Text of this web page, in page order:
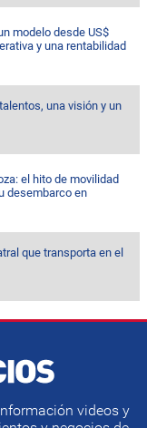
modelo desde US$
y una rentabilidad
una visión y un
el hito de movilidad
desembarco en
que transporta en el
videos y